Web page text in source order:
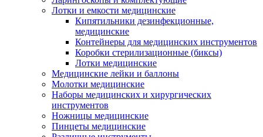
Лотки и емкости медицинские
Кипятильники дезинфекционные,
медицинские
Контейнеры для медицинских инструментов
Коробки стерилизационные (биксы)
Лотки медицинские
Медицинские лейки и баллоны
Молотки медицинские
Наборы медицинских и хирургических
инструментов
Ножницы медицинские
Пинцеты медицинские